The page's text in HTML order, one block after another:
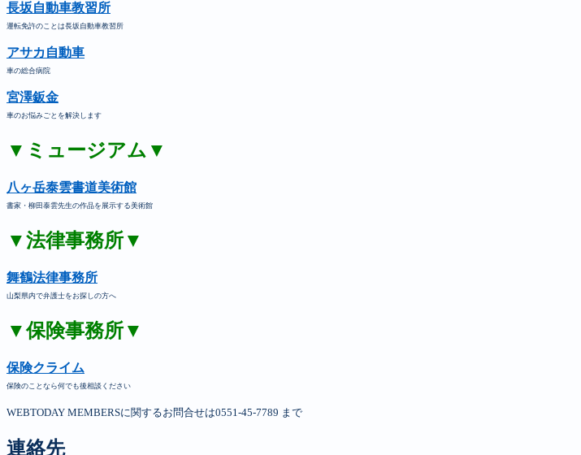
長坂自動車教習所
運転免許のことは長坂自動車教習所
アサカ自動車
車の総合病院
宮澤鈑金
車のお悩みごとを解決します
▼ミュージアム▼
八ヶ岳泰雲書道美術館
書家・柳田泰雲先生の作品を展示する美術館
▼法律事務所▼
舞鶴法律事務所
山梨県内で弁護士をお探しの方へ
▼保険事務所▼
保険クライム
保険のことなら何でも後相談ください
WEBTODAY MEMBERSに関するお問合せは0551-45-7789 まで
連絡先